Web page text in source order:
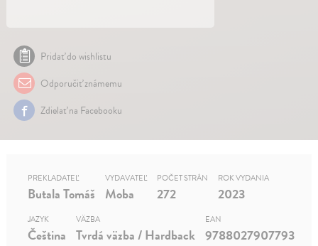
Pridať do wishlistu
Odporučiť známemu
Zdielať na Facebooku
PREKLADATEĽ
Butala Tomáš
VYDAVATEĽ
Moba
POČET STRÁN
272
ROK VYDANIA
2023
JAZYK
Čeština
VÄZBA
Tvrdá väzba / Hardback
EAN
9788027907793